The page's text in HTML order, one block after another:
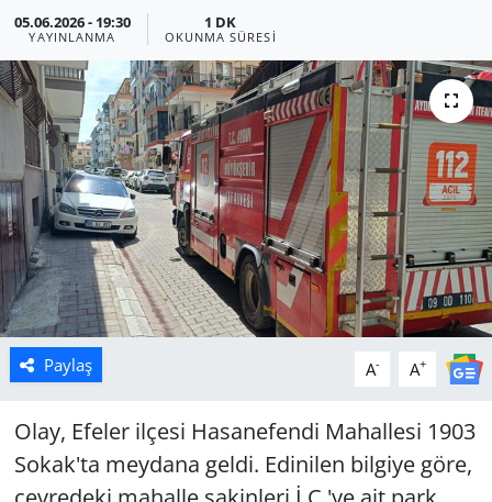
05.06.2026 - 19:30
YAYINLANMA
1 DK
OKUNMA SÜRESI
Paylaş A- A+
Olay, Efeler ilçesi Hasanefendi Mahallesi 1903
Sokak'ta meydana geldi. Edinilen bilgiye göre,
Muğla
Politika
Uşak